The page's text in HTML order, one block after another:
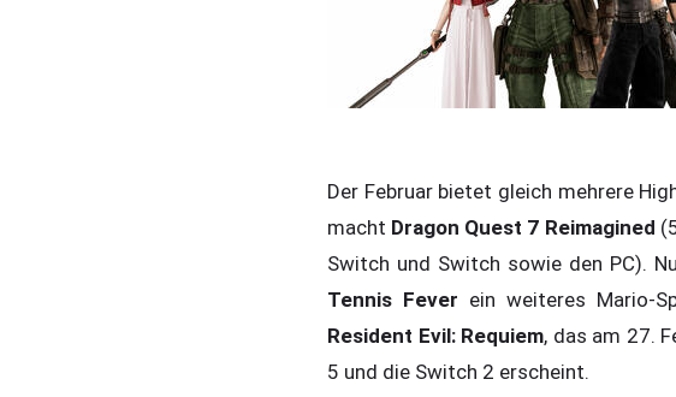
Der Februar bietet gleich mehrere
macht Dragon Quest 7 Reimagined
Switch und Switch sowie den PC).
Tennis Fever ein weiteres Mario-
Resident Evil: Requiem, das am 27.
5 und die Switch 2 erscheint.